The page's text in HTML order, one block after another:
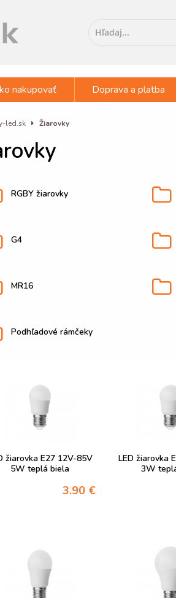
nakupovať Doprava a platba
led.sk Žiarovky
RGBY žiarovky
G4
MR16
Podhľadové rámčeky
žiarovka E27 12V-85V
5W teplá biela
3.90 €
LED žiarovka
3W